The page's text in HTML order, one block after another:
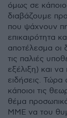
όμως σε
διαβάζουμε
που ψάχνουν
επικαιρότητα
αποτέλεσμα οι
τις παλιές
εξέλιξη) και
ειδήσεις. Τώρα
κάποιοι τις
θέμα
ΜΜΕ να του